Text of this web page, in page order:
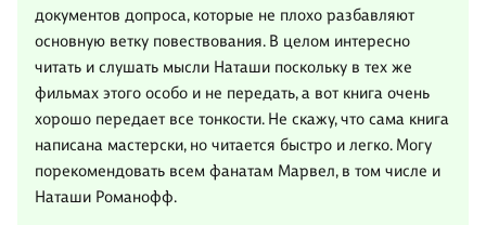
документов допроса, которые не плохо разбавляют
основную ветку повествования. В целом интересно
читать и слушать мысли Наташи поскольку в тех же
фильмах этого особо и не передать, а вот книга очень
хорошо передает все тонкости. Не скажу, что сама книга
написана мастерски, но читается быстро и легко. Могу
порекомендовать всем фанатам Марвел, в том числе и
Наташи Романофф.